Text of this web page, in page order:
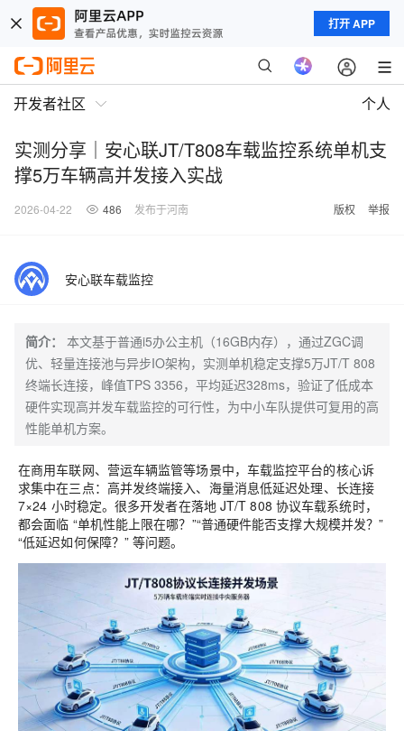
打开 APP
开发者社区 个人
实测分享｜安心联JT/T808车载监控系统单机支
撑5万车辆高并发接入实战
2026-04-22 486 发布于河南 版权 举报
安心联车载监控
简介：
本文基于普通i5办公主机（16GB内存），通过ZGC调
优、轻量连接池与异步IO架构，实测单机稳定支撑5万JT/T 808
终端长连接，峰值TPS 3356，平均延迟328ms，验证了低成本
硬件实现高并发车载监控的可行性，为中小车队提供可复用的高
性能单机方案。
在商用车联网、营运车辆监管等场景中，车载监控平台的核心诉
求集中在三点： 高并发终端接入、 海量消息低延迟处理、 长连接
7×24 小时稳定。很多开发者在落地 JT/T 808 协议车载系统时，
都会面临 “单机性能上限在哪？”“普通硬件能否支撑大规模并发？”
“低延迟如何保障？” 等问题。